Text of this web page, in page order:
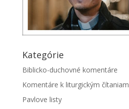
Kategórie
Biblicko-duchovné komentáre
Komentáre k liturgickým čítaniam
Pavlove listy